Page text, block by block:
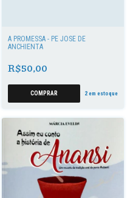
A PROMESSA - PE JOSÉ DE
ANCHIENTA
R$50,00
2 em estoque